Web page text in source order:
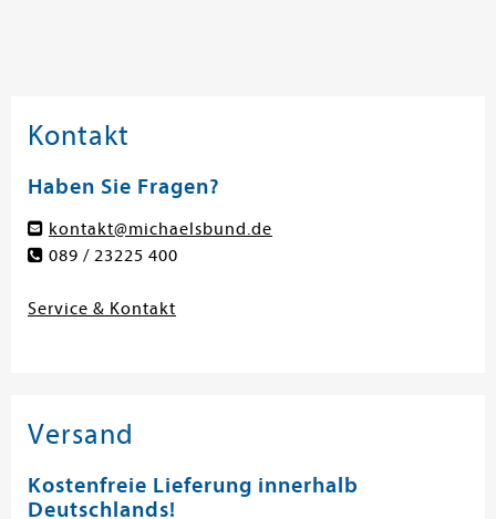
Kontakt
Haben Sie Fragen?
kontakt@michaelsbund.de
089 / 23225 400
Service & Kontakt
Versand
Kostenfreie Lieferung innerhalb
Deutschlands!